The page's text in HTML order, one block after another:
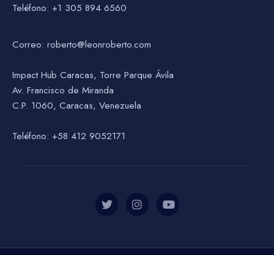
Teléfono: +1 305 894 6560
Correo: roberto@leonroberto.com
Impact Hub Caracas, Torre Parque Ávila
Av. Francisco de Miranda
C.P. 1060, Caracas, Venezuela
Teléfono: +58 412 9052171